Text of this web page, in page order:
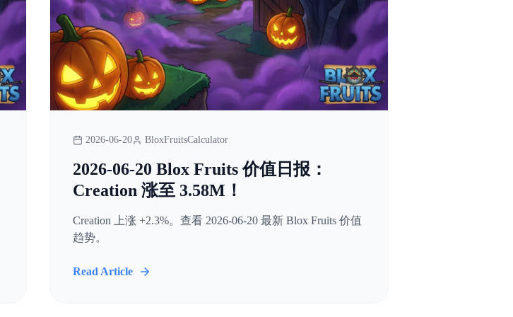
2026-06-20 BloxFruitsCalculator
2026-06-20 Blox Fruits 价值日报：
Creation 涨至 3.58M！
Creation 上涨 +2.3%。查看 2026-06-20 最新 Blox Fruits 价值
趋势。
Read Article